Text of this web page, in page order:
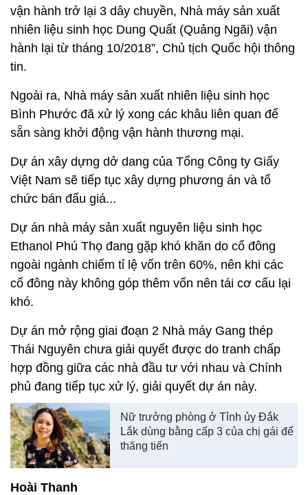
vận hành trở lại 3 dây chuyền, Nhà máy sản xuất
nhiên liệu sinh học Dung Quất (Quảng Ngãi) vận
hành lại từ tháng 10/2018”, Chủ tịch Quốc hội thông
tin.
Ngoài ra, Nhà máy sản xuất nhiên liệu sinh học
Bình Phước đã xử lý xong các khâu liên quan để
sẵn sàng khởi động vận hành thương mại.
Dự án xây dựng dở dang của Tổng Công ty Giấy
Việt Nam sẽ tiếp tục xây dựng phương án và tổ
chức bán đấu giá...
Dự án nhà máy sản xuất nguyên liệu sinh học
Ethanol Phú Thọ đang gặp khó khăn do cổ đông
ngoài ngành chiếm tỉ lệ vốn trên 60%, nên khi các
cổ đông này không góp thêm vốn nên tái cơ cấu lại
khó.
Dự án mở rộng giai đoạn 2 Nhà máy Gang thép
Thái Nguyên chưa giải quyết được do tranh chấp
hợp đồng giữa các nhà đầu tư với nhau và Chính
phủ đang tiếp tục xử lý, giải quyết dự án này.
Nữ trưởng phòng ở Tỉnh ủy Đắk
Lắk dùng bằng cấp 3 của chị gái để
thăng tiến
Hoài Thanh